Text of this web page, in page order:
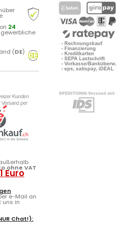
24
gewerbliche
(DE)
ohne VAT
Euro
e-Mail an
uns in
Chat!):